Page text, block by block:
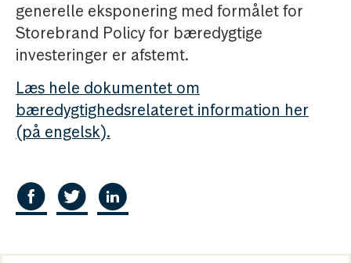
generelle eksponering med formålet for
Storebrand Policy for bæredygtige
investeringer er afstemt.
Læs hele dokumentet om
bæredygtighedsrelateret information her
(på engelsk).